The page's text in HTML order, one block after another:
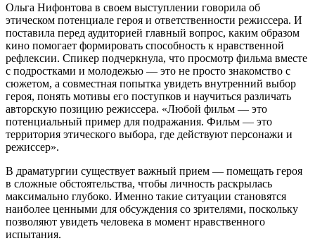
Ольга Нифонтова в своем выступлении говорила об
этическом потенциале героя и ответственности режиссера. И
поставила перед аудиторией главный вопрос, каким образом
кино помогает формировать способность к нравственной
рефлексии. Спикер подчеркнула, что просмотр фильма вместе
с подростками и молодежью — это не просто знакомство с
сюжетом, а совместная попытка увидеть внутренний выбор
героя, понять мотивы его поступков и научиться различать
авторскую позицию режиссера. «Любой фильм — это
потенциальный пример для подражания. Фильм — это
территория этического выбора, где действуют персонажи и
режиссер».
В драматургии существует важный прием — помещать героя
в сложные обстоятельства, чтобы личность раскрылась
максимально глубоко. Именно такие ситуации становятся
наиболее ценными для обсуждения со зрителями, поскольку
позволяют увидеть человека в момент нравственного
испытания.